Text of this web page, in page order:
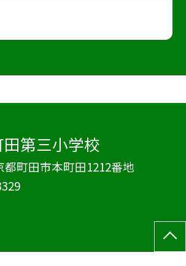
第三小学校
都町田市本町田1212番地